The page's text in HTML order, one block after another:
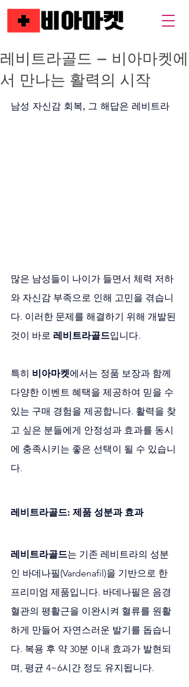
레비트라골드 – 비아마켓에
서 만나는 활력의 시작
남성 자신감 회복, 그 해답은 레비트라
많은 남성들이 나이가 들면서 체력 저하
와 자신감 부족으로 인해 고민을 겪습니
다. 이러한 문제를 해결하기 위해 개발된
것이 바로 레비트라골드입니다.
특히 비아마켓에서는 정품 보장과 함께
다양한 이벤트 혜택을 제공하여 믿을 수
있는 구매 경험을 제공합니다. 활력을 찾
고 싶은 분들에게 안정성과 효과를 동시
에 충족시키는 좋은 선택이 될 수 있습니
다.
레비트라골드: 제품 성분과 효과
레비트라골드는 기존 레비트라의 성분
인 바데나필(Vardenafil)을 기반으로 한
프리미엄 제품입니다. 바데나필은 음경
혈관의 평활근을 이완시켜 혈류를 원활
하게 만들어 자연스러운 발기를 돕습니
다. 복용 후 약 30분 이내 효과가 발현되
며, 평균 4~6시간 정도 유지됩니다.